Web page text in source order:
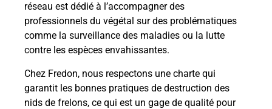
réseau est dédié à l’accompagner des
professionnels du végétal sur des problématiques
comme la surveillance des maladies ou la lutte
contre les espèces envahissantes.
Chez Fredon, nous respectons une charte qui
garantit les bonnes pratiques de destruction des
nids de frelons, ce qui est un gage de qualité pour